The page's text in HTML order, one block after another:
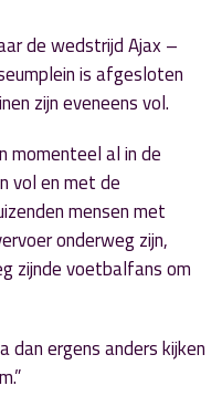
de wedstrijd Ajax –
is afgesloten
zijn eveneens vol.
momenteel al in de
vol en met de
mensen met
onderweg zijn,
zijnde voetbalfans om
dan ergens anders kijken